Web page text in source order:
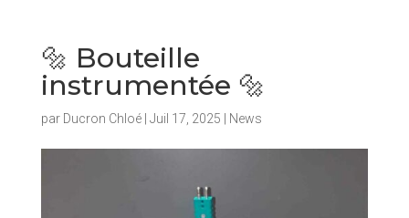
🔩 Bouteille
instrumentée 🔩
par Ducron Chloé| Juil 17, 2025 News